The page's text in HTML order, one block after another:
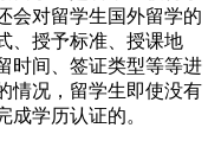
会对留学生国外留学的
、授予标准、授课地
时间、签证类型等等进
情况，留学生即使没有
成学历认证的。